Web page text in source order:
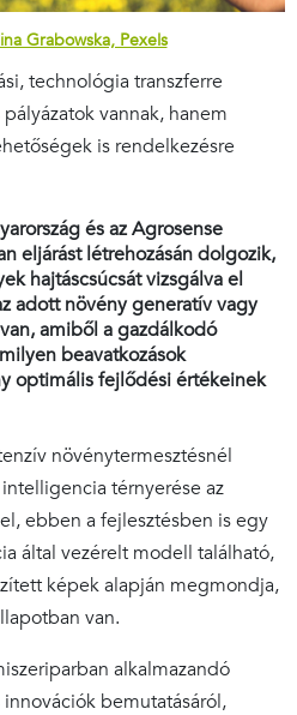
Grabowska, Pexels
technológia transzferre
vannak, hanem
is rendelkezésre
és az Agrosense
eljárást létrehozásán dolgozik,
hajtáscsúcsát vizsgálva el
adott növény generatív vagy
amiből a gazdálkodó
beavatkozások
optimális fejlődési értékeinek
növénytermesztésnél
térnyerése az
ebben a fejlesztésben is egy
által vezérelt modell található,
képek alapján megmondja,
van.
alkalmazandó
bemutatásáról,